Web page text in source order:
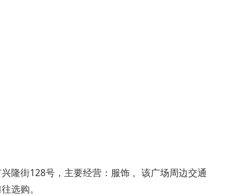
隆街128号，主要经营：服饰 。该广场周边交通
选购。